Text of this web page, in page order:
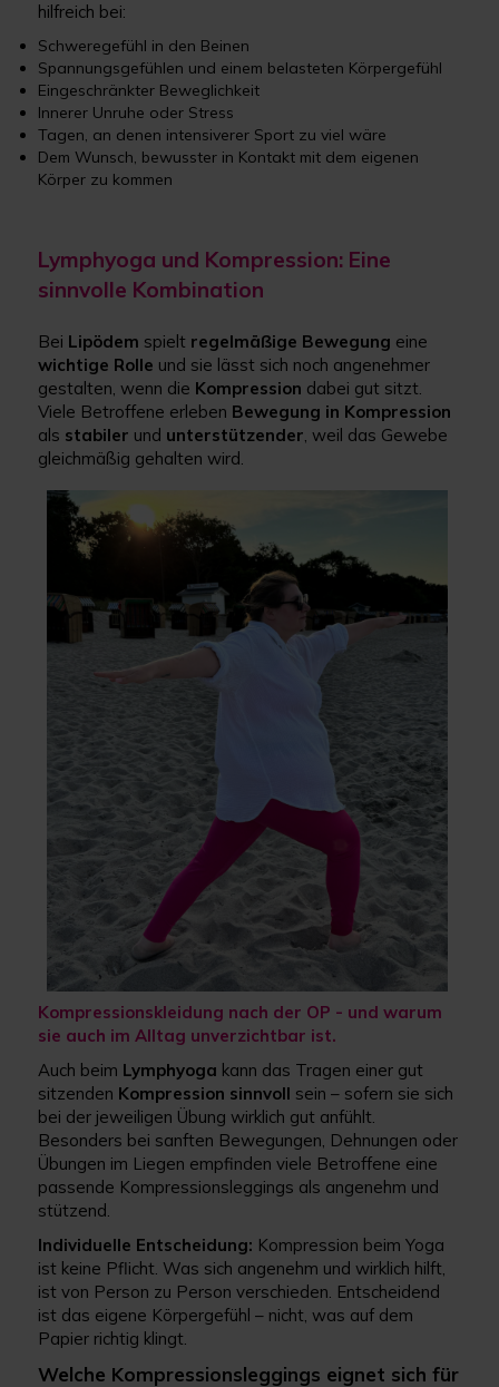
hilfreich bei:
Schweregefühl in den Beinen
Spannungsgefühlen und einem belasteten Körpergefühl
Eingeschränkter Beweglichkeit
Innerer Unruhe oder Stress
Tagen, an denen intensiverer Sport zu viel wäre
Dem Wunsch, bewusster in Kontakt mit dem eigenen
Körper zu kommen
Lymphyoga und Kompression: Eine
sinnvolle Kombination
Bei Lipödem spielt regelmäßige Bewegung eine
wichtige Rolle und sie lässt sich noch angenehmer
gestalten, wenn die Kompression dabei gut sitzt.
Viele Betroffene erleben Bewegung in Kompression
als stabiler und unterstützender, weil das Gewebe
gleichmäßig gehalten wird.
Kompressionskleidung nach der OP - und warum
sie auch im Alltag unverzichtbar ist.
Auch beim Lymphyoga kann das Tragen einer gut
sitzenden Kompression sinnvoll sein – sofern sie sich
bei der jeweiligen Übung wirklich gut anfühlt.
Besonders bei sanften Bewegungen, Dehnungen oder
Übungen im Liegen empfinden viele Betroffene eine
passende Kompressionsleggings als angenehm und
stützend.
Individuelle Entscheidung: Kompression beim Yoga
ist keine Pflicht. Was sich angenehm und wirklich hilft,
ist von Person zu Person verschieden. Entscheidend
ist das eigene Körpergefühl – nicht, was auf dem
Papier richtig klingt.
Welche Kompressionsleggings eignet sich für